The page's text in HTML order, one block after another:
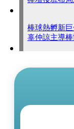
棒球熱孵新
辜仲諒主導